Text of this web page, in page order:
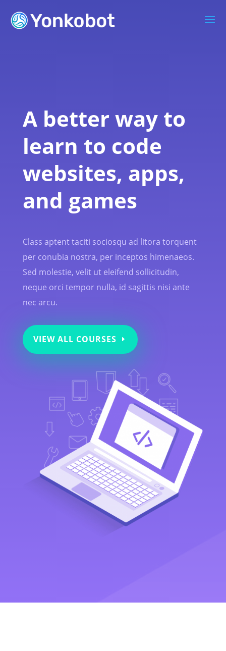
A better way to
learn to code
websites, apps,
and games
Class aptent taciti sociosqu ad litora torquent
per conubia nostra, per inceptos himenaeos.
Sed molestie, velit ut eleifend sollicitudin,
neque orci tempor nulla, id sagittis nisi ante
nec arcu.
VIEW ALL COURSES